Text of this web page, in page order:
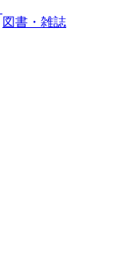
図書・雑誌